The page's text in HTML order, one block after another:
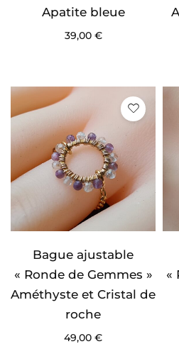
Apatite bleue
39,00 €
Bague ajustable
« Ronde de Gemmes »
Améthyste et Cristal de
roche
49,00 €
«